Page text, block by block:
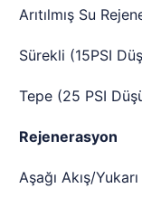
Arıtılmış Su
Sürekli (15PSI
Tepe (25 PSI
Rejenerasyon
Aşağı Akış/Yukarı